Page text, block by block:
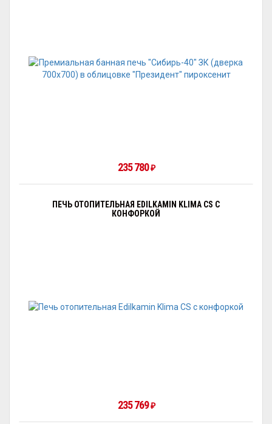
235 780 ₽
ПЕЧЬ ОТОПИТЕЛЬНАЯ EDILKAMIN KLIMA CS С
КОНФОРКОЙ
235 769 ₽